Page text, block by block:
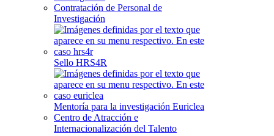
Contratación de Personal de
Investigación
Sello HRS4R
Mentoría para la investigación Euriclea
Centro de Atracción e
Internacionalización del Talento